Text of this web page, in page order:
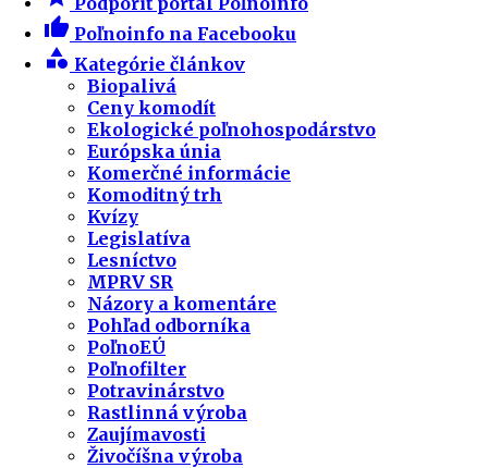
thumb_up Poľnoinfo na Facebooku
category Kategórie článkov
Biopalivá
Ceny komodít
Ekologické poľnohospodárstvo
Európska únia
Komerčné informácie
Komoditný trh
Kvízy
Legislatíva
Lesníctvo
MPRV SR
Názory a komentáre
Pohľad odborníka
PoľnoEÚ
Poľnofilter
Potravinárstvo
Rastlinná výroba
Zaujímavosti
Živočíšna výroba